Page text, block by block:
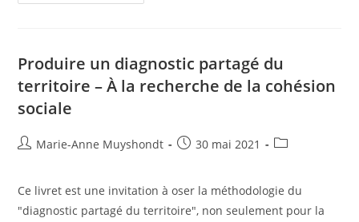
Produire un diagnostic partagé du
territoire – À la recherche de la cohésion
sociale
Marie-Anne Muyshondt 30 mai 2021
Ce livret est une invitation à oser la méthodologie du
"diagnostic partagé du territoire", non seulement pour la